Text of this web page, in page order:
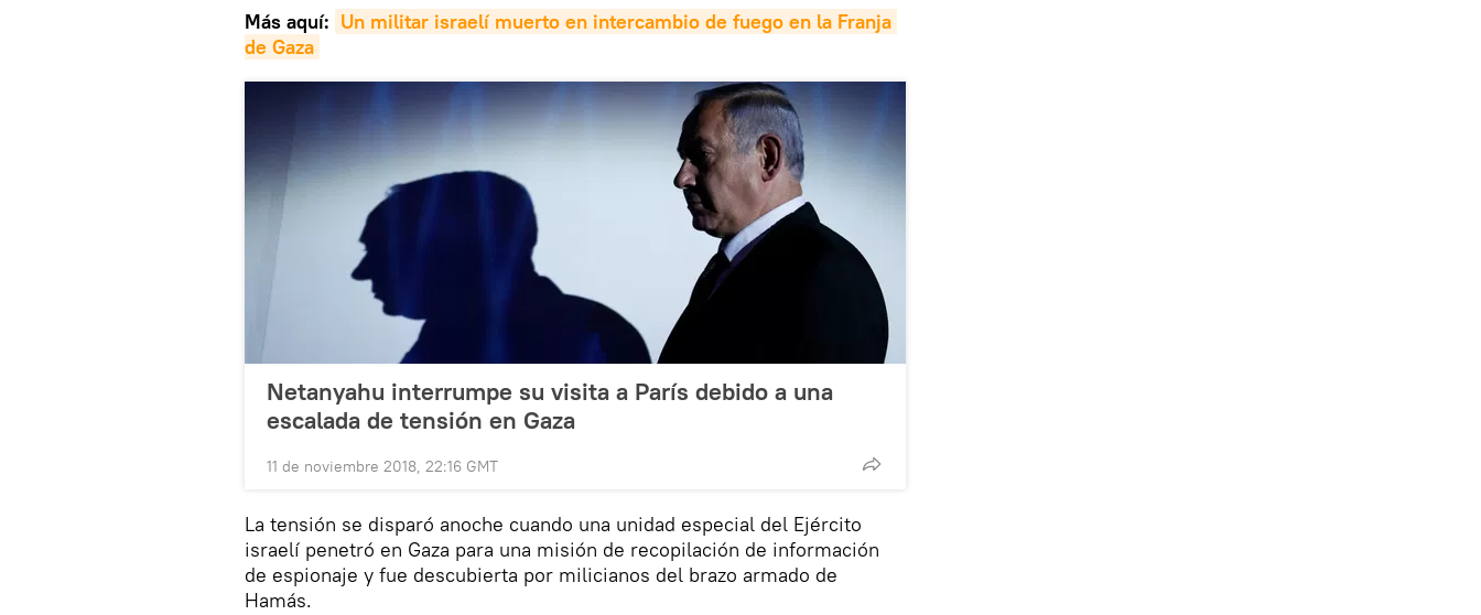
Más aquí: Un militar israelí muerto en intercambio de fuego en la Franja
de Gaza
Netanyahu interrumpe su visita a París debido a una
escalada de tensión en Gaza
11 de noviembre 2018, 22:16 GMT
La tensión se disparó anoche cuando una unidad especial del Ejército
israelí penetró en Gaza para una misión de recopilación de información
de espionaje y fue descubierta por milicianos del brazo armado de
Hamás.